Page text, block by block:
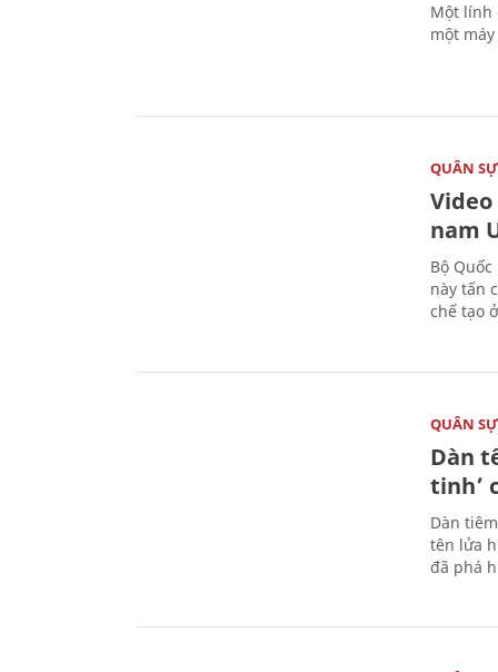
Một lính
một
QUÂN SỰ
nam
Bộ
này tấn
chế tạo
QUÂN SỰ
Dàn
tinh’
Dàn
tên lửa
đã phá